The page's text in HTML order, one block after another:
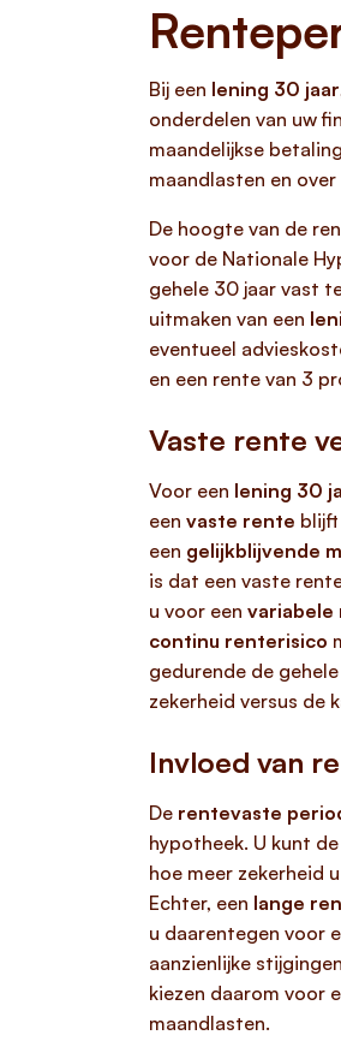
Bij een lening 30 jaar
onderdelen van uw
maandelijkse
maandlasten en
De hoogte van de
voor de Nationale
gehele 30 jaar vast
uitmaken van een
eventueel
en een rente van 3
Vaste rente
Voor een lening 30
een vaste rente
een gelijkblijvende
is dat een vaste
u voor een variabele
continu renterisico
gedurende de
zekerheid versus de
Invloed van
De rentevaste
hypotheek. U kunt
hoe meer zekerheid
Echter, een lange
u daarentegen voor
aanzienlijke
kiezen daarom voor
maandlasten.